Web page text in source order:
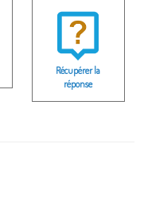
Récupérer la
réponse